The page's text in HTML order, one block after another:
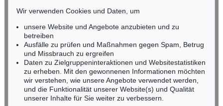
, 1906
Ergebnis:€ 996
Grigia. Novelle.
Ergebnis:€ 264
RHEINLAND-PFALZ
Miriam Heß
Tel.: +49 (0)62 21 58 80-038
Fax: +49 (0)62 21 58 80-595
infoheidelberg@kettererkunst.de
NORDDEUTSCHLAND
Nico Kassel, M.A.
Tel.: +49 (0)89 55244-164
Wir verwenden Cookies und Daten, um
unsere Website und Angebote anzubieten und zu
betreiben
Ausfälle zu prüfen und Maßnahmen gegen Spam, Betrug
und Missbrauch zu ergreifen
Daten zu Zielgruppeninteraktionen und Websitestatistiken
zu erheben. Mit den gewonnenen Informationen möchten
wir verstehen, wie unsere Angebote verwendet werden,
und die Funktionalität unserer Website(s) und Qualität
unserer Inhalte für Sie weiter zu verbessern.